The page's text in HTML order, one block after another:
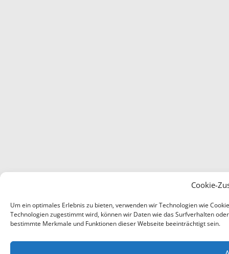
Cookie-
Um ein optimales Erlebnis zu bieten, verwenden wir Technologien wie
Technologien zugestimmt wird, können wir Daten wie das Surfverhalten
bestimmte Merkmale und Funktionen dieser Webseite beeinträchtigt sein.